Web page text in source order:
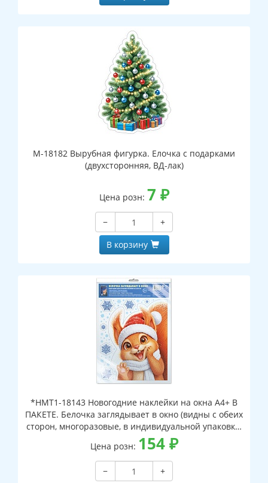
М-18182 Вырубная фигурка. Елочка с подарками
(двухсторонняя, ВД-лак)
Цена розн: 7 ₽
−
+
В корзину
*НМТ1-18143 Новогодние наклейки на окна А4+ В
ПАКЕТЕ. Белочка заглядывает в окно (видны с обеих
сторон, многоразовые, в индивидуальной упаковке,
с европодвесом и клеевым клапаном)
Цена розн: 154₽
−
+